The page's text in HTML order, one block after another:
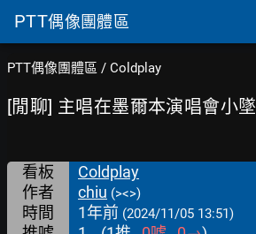
PTT偶像團體區
PTT偶像團體區 / Coldplay
[閒聊] 主唱在墨爾本演唱會小墜
看板
Coldplay
作者
chiu (><>)
時間 1年前 (2024/11/05 13:51)